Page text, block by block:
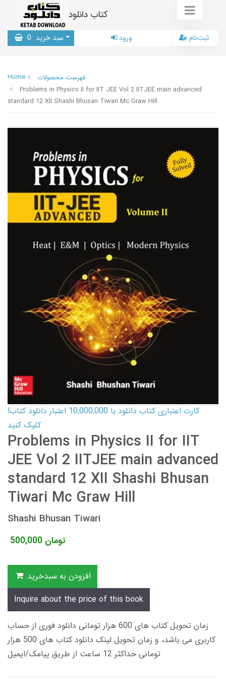
کتاب دانلود
سبد خرید 0 ورود ثبت‌نام
Home
فهرست محصولات
Problems in Physics II for IIT JEE Vol 2 IITJEE main advanced
standard 12 XII Shashi Bhusan Tiwari Mc Graw Hill
کارت اعتباری کتاب دانلود با 10,000,000 اعتبار دانلود کتاب!
کلیک کنید
Problems in Physics II for IIT
JEE Vol 2 IITJEE main advanced
standard 12 XII Shashi Bhusan
Tiwari Mc Graw Hill
Shashi Bhusan Tiwari
500,000 تومان
افزودن به سبدخرید
Inquire about the price of this book
زمان تحویل کتاب های 600 هزار تومانی دانلود فوری از حساب
کاربری می باشد، و زمان تحویل لینک دانلود کتاب های 500 هزار
تومانی حداکثر 12 ساعت از طریق پیامک/ایمیل